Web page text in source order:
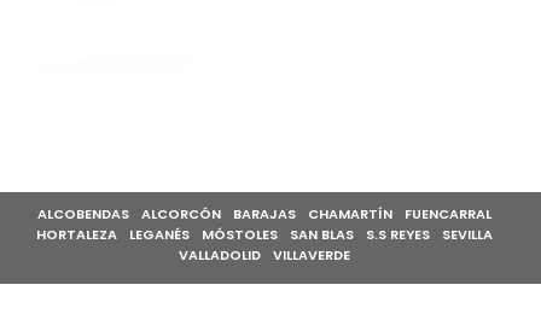
ALCOBENDAS ALCORCÓN BARAJAS CHAMARTÍN
FUENCARRAL
HORTALEZA
LEGANÉS MÓSTOLES SAN BLAS S.S REYES
SEVILLA
VALLADOLID
VILLAVERDE